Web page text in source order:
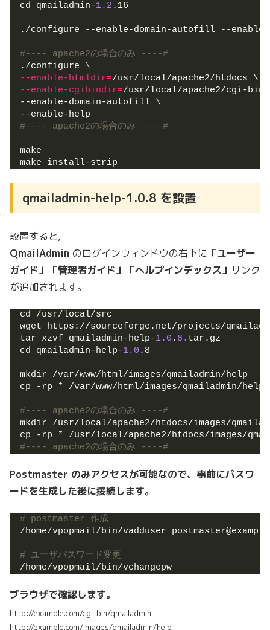
cd qmailadmin-1.2 .16
./configure --enable-domain-autofill --enable-
#---- apache2の場合のみ ----#
./configure \
--enable-htmldir=/usr/local/apache2/htdocs \
--enable-cgibindir=/usr/local/apache2/cgi-bin
--enable-domain-autofill \
--enable-help
#---- apache2の場合のみ ----#
make
make install-strip
qmailadmin-help-1.0.8 を設置
設置すると,
QmailAdmin のログインウィンドウの右下に 「ユーザー
ガイド」「管理者ガイド」「ヘルプインデックス」 リンク
が追加されます。
cd /usr/local/src
wget https://sourceforge.net/projects/
tar xzvf qmailadmin-help-1.0 . 8. tar.gz
cd qmailadmin-help-1.0 .8
mkdir /var/www/html/images/qmailadmin/help
cp -rp * /var/www/html/images/qmailadmin/help
#---- apache2の場合のみ ----#
mkdir /usr/local/apache2/htdocs/images/
cp -rp * /usr/local/apache2/htdocs/images/
#---- apache2の場合のみ ----#
Postmaster のみアクセスが可能なので、事前にパスワ
ードを生成した後に接続します。
# postmaster 作成
/home/vpopmail/bin/vadduser
# ユーザパスワード変更
/home/vpopmail/bin/vchangepw
ブラウザで確認します。
http://example.com/cgi-bin/qmailadmin
http://example.com/images/qmailadmin/help